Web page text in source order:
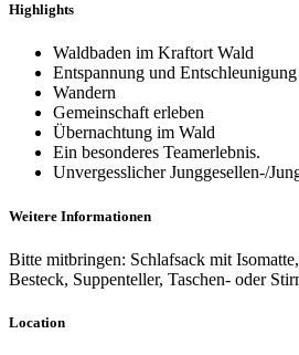
Highlights
Waldbaden im Kraftort Wald
Entspannung und
Wandern
Gemeinschaft erleben
Übernachtung im Wald
Ein besonderes Teamerlebnis.
Unvergesslicher Junggesellen-/
Weitere Informationen
Bitte mitbringen: Schlafsack mit
Besteck, Suppenteller, Taschen- oder
Location